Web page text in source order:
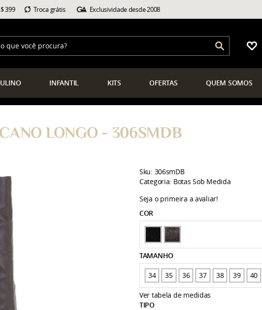
399 Troca grátis Exclusividade desde 2008
INFANTIL KITS OFERTAS QUEM SOMOS
LONGO - 306SMDB
Sku: 306smDB
Categoria: Botas Sob Medida
Seja o primeira a avaliar!
COR
TAMANHO
34 35 36 37 38 39 40
Ver tabela de medidas
TIPO